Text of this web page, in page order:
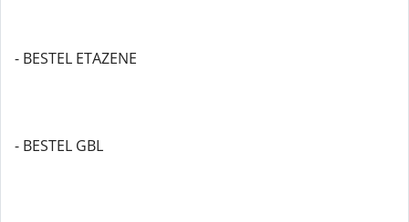
- BESTEL ETAZENE
- BESTEL GBL